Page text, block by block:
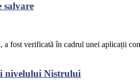
salvare
a fost verificată în cadrul unei aplicații
nivelului Nistrului